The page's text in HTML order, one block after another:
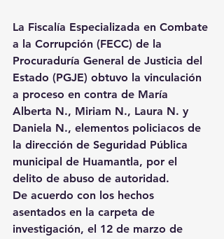
La Fiscalía Especializada en Combate
a la Corrupción (FECC) de la
Procuraduría General de Justicia del
Estado (PGJE) obtuvo la vinculación
a proceso en contra de María
Alberta N., Miriam N., Laura N. y
Daniela N., elementos policiacos de
la dirección de Seguridad Pública
municipal de Huamantla, por el
delito de abuso de autoridad.
De acuerdo con los hechos
asentados en la carpeta de
investigación, el 12 de marzo de